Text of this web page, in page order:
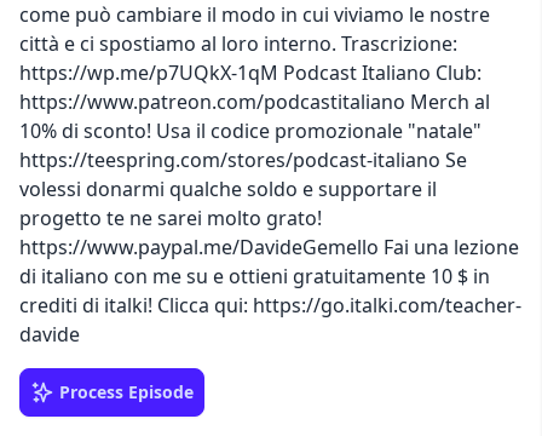
come può cambiare il modo in cui viviamo le nostre
città e ci spostiamo al loro interno. Trascrizione:
https://wp.me/p7UQkX-1qM Podcast Italiano Club:
https://www.patreon.com/podcastitaliano Merch al
10% di sconto! Usa il codice promozionale "natale"
https://teespring.com/stores/podcast-italiano Se
volessi donarmi qualche soldo e supportare il
progetto te ne sarei molto grato!
https://www.paypal.me/DavideGemello Fai una lezione
di italiano con me su e ottieni gratuitamente 10 $ in
crediti di italki! Clicca qui: https://go.italki.com/teacher-
davide
Process Episode